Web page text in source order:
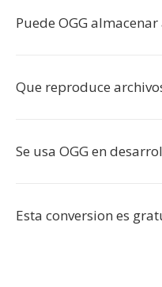
Puede OGG
Que reproduce
Se usa OGG en
Esta conversion es